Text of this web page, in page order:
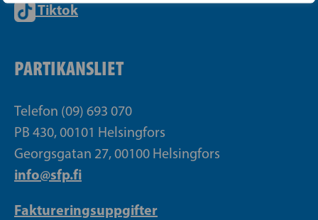
Tiktok
PARTIKANSLIET
Telefon (09) 693 070
PB 430, 00101 Helsingfors
Georgsgatan 27, 00100 Helsingfors
info@sfp.fi
Faktureringsuppgifter